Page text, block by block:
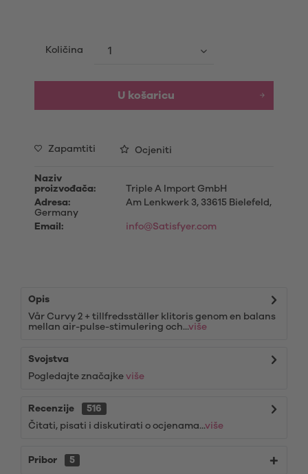
Količina
U košaricu
Zapamtiti Ocjeniti
Naziv
proizvođača:
Triple A Import GmbH
Adresa:
Am Lenkwerk 3, 33615 Bielefeld,
Germany
Email:
info@Satisfyer.com
Opis
Vår Curvy 2 + tillfredsställer klitoris genom en balans
mellan air-pulse-stimulering och...više
Svojstva
Pogledajte značajke više
Recenzije
516
Čitati, pisati i diskutirati o ocjenama...više
Pribor 5